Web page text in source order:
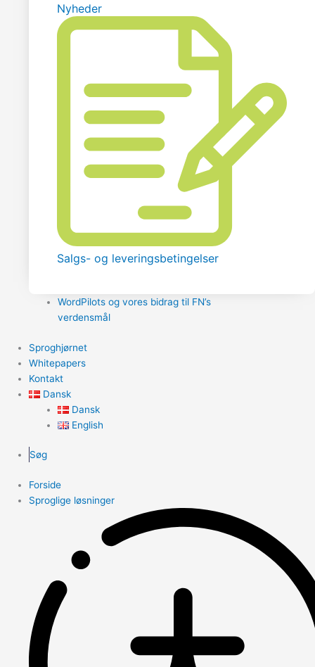
Nyheder
Salgs- og leveringsbetingelser
WordPilots og vores bidrag til FN’s
verdensmål
Sproghjørnet
Whitepapers
Kontakt
Dansk
Dansk
English
Søg
Forside
Sproglige løsninger